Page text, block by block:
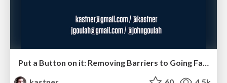
Put a Button on it: Removing Barriers to Going Fast.